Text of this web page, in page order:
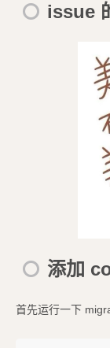
issue
添加
首先运行一下